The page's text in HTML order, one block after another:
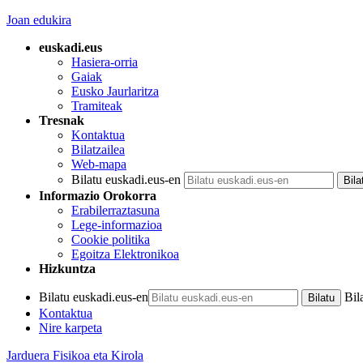
Joan edukira
euskadi.eus
Hasiera-orria
Gaiak
Eusko Jaurlaritza
Tramiteak
Tresnak
Kontaktua
Bilatzailea
Web-mapa
Bilatu euskadi.eus-en
Informazio Orokorra
Erabilerraztasuna
Lege-informazioa
Cookie politika
Egoitza Elektronikoa
Hizkuntza
Bilatu euskadi.eus-en
Kontaktua
Nire karpeta
Jarduera Fisikoa eta Kirola